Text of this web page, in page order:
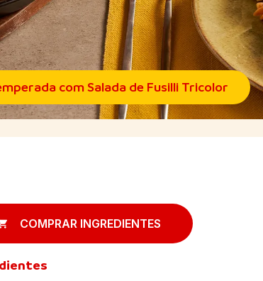
com Salada de Fusilli Tricolor
COMPRAR INGREDIENTES